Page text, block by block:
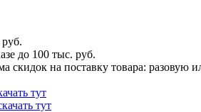
до 100 тыс. руб.
скидок на поставку товара:
тут
тут